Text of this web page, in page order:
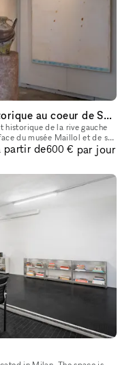
Espace Galerie dans un lieu historique au coeur de Saint-Germain-des-Prés
historique de la rive gauche
du musée Maillol et de sa
au sol et
partir de600 € par jour